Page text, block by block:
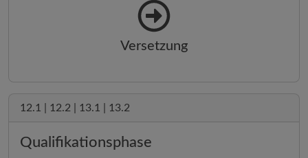
Versetzung
12.1 | 12.2 | 13.1 | 13.2
Qualifikationsphase